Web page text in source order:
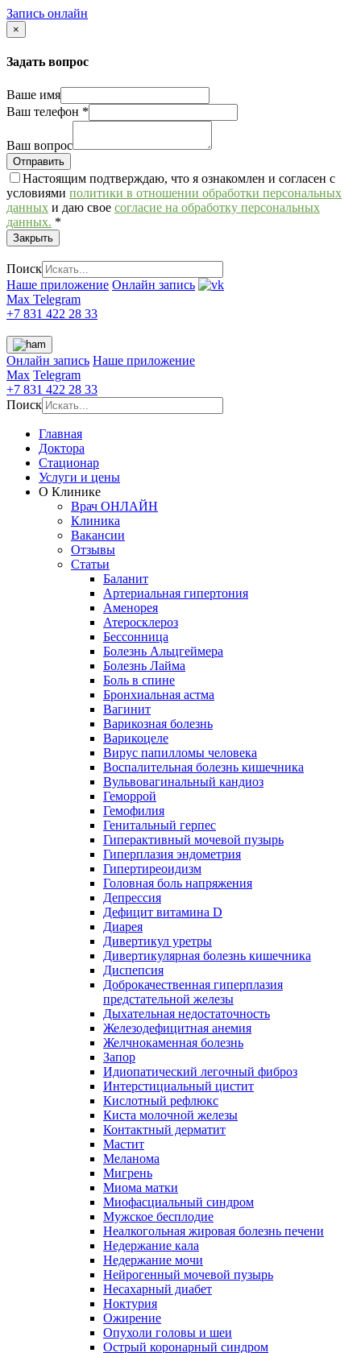
Запись онлайн
×
Задать вопрос
Ваше имя
Ваш телефон *
Ваш вопрос
Настоящим подтверждаю, что я ознакомлен и согласен с
условиями политики в отношении обработки персональных
данных и даю свое согласие на обработку персональных
данных. *
Закрыть
Поиск
Наше приложение Онлайн запись
Max Telegram
+7 831 422 28 33
Онлайн запись Наше приложение
Max Telegram
+7 831 422 28 33
Поиск
Главная
Доктора
Стационар
Услуги и цены
О Клинике
Врач ОНЛАЙН
Клиника
Вакансии
Отзывы
Статьи
Баланит
Артериальная гипертония
Аменорея
Атеросклероз
Бессонница
Болезнь Альцгеймера
Болезнь Лайма
Боль в спине
Бронхиальная астма
Вагинит
Варикозная болезнь
Варикоцеле
Вирус папилломы человека
Воспалительная болезнь кишечника
Вульвовагинальный кандиоз
Геморрой
Гемофилия
Генитальный герпес
Гиперактивный мочевой пузырь
Гиперплазия эндометрия
Гипертиреоидизм
Головная боль напряжения
Депрессия
Дефицит витамина D
Диарея
Дивертикул уретры
Дивертикулярная болезнь кишечника
Диспепсия
Доброкачественная гиперплазия
предстательной железы
Дыхательная недостаточность
Железодефицитная анемия
Желчнокаменная болезнь
Запор
Идиопатический легочный фиброз
Интерстициальный цистит
Кислотный рефлюкс
Киста молочной железы
Контактный дерматит
Мастит
Меланома
Мигрень
Миома матки
Миофасциальный синдром
Мужское бесплодие
Неалкогольная жировая болезнь печени
Недержание кала
Недержание мочи
Нейрогенный мочевой пузырь
Несахарный диабет
Ноктурия
Ожирение
Опухоли головы и шеи
Острый коронарный синдром